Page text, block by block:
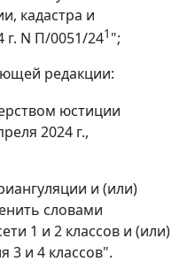
кадастра и
г. N П/0051/241 ";
редакции:
юстиции
2024 г.,
и (или)
словами
1 и 2 классов и (или)
3 и 4 классов".